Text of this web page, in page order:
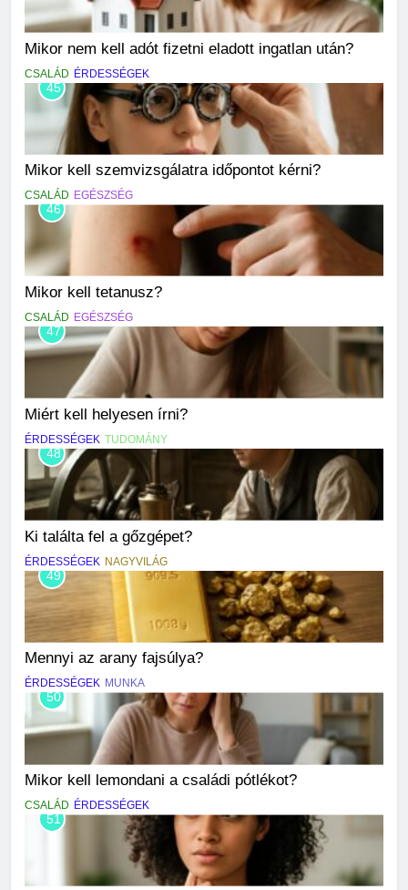
Mikor nem kell adót fizetni eladott ingatlan után?
CSALÁD ÉRDESSÉGEK
45
Mikor kell szemvizsgálatra időpontot kérni?
CSALÁD EGÉSZSÉG
46
Mikor kell tetanusz?
CSALÁD EGÉSZSÉG
47
Miért kell helyesen írni?
ÉRDESSÉGEK TUDOMÁNY
48
Ki találta fel a gőzgépet?
ÉRDESSÉGEK NAGYVILÁG
49
Mennyi az arany fajsúlya?
ÉRDESSÉGEK MUNKA
50
Mikor kell lemondani a családi pótlékot?
CSALÁD ÉRDESSÉGEK
51